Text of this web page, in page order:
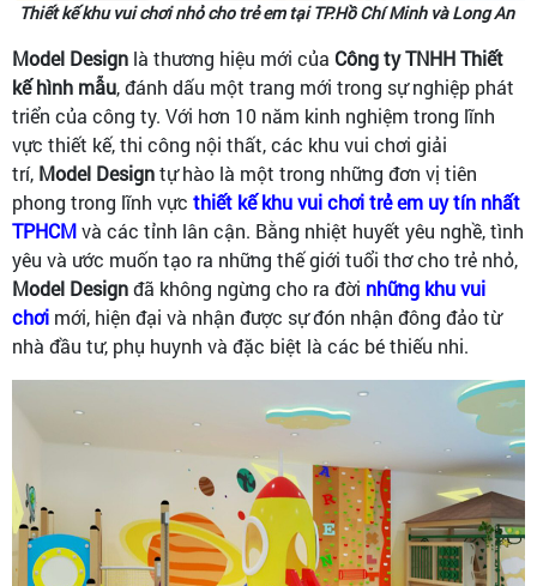
Thiết kế khu vui chơi nhỏ cho trẻ em tại TP.Hồ Chí Minh và Long An
Model Design là thương hiệu mới của Công ty TNHH Thiết
kế hình mẫu, đánh dấu một trang mới trong sự nghiệp phát
triển của công ty. Với hơn 10 năm kinh nghiệm trong lĩnh
vực thiết kế, thi công nội thất, các khu vui chơi giải
trí, Model Designtự hào là một trong những đơn vị tiên
phong trong lĩnh vực thiết kế khu vui chơi trẻ em uy tín nhất
TPHCMvà các tỉnh lân cận. Bằng nhiệt huyết yêu nghề, tình
yêu và ước muốn tạo ra những thế giới tuổi thơ cho trẻ nhỏ,
Model Designđã không ngừng cho ra đời những khu vui
chơi mới, hiện đại và nhận được sự đón nhận đông đảo từ
nhà đầu tư, phụ huynh và đặc biệt là các bé thiếu nhi.